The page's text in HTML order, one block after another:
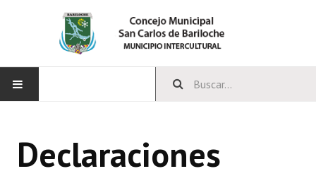
CONCEJO
Declaraciones